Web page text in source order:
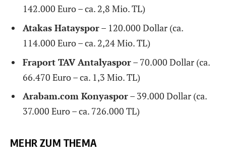
142.000 Euro – ca. 2,8 Mio. TL)
Atakas Hatayspor– 120.000 Dollar (ca.
114.000 Euro – ca. 2,24 Mio. TL)
Fraport TAV Antalyaspor– 70.000 Dollar (ca.
66.470 Euro – ca. 1,3 Mio. TL)
Arabam.com Konyaspor– 39.000 Dollar (ca.
37.000 Euro – ca. 726.000 TL)
MEHR ZUM THEMA